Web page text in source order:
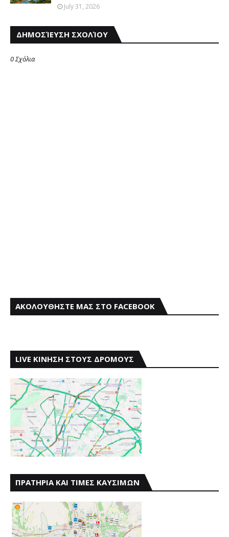
July 31, 2026
ΔΗΜΟΣΊΕΥΣΗ ΣΧΟΛΊΟΥ
0 Σχόλια
ΑΚΟΛΟΥΘΗΣΤΕ ΜΑΣ ΣΤΟ FACEBOOK
LIVE ΚΙΝΗΣΗ ΣΤΟΥΣ ΔΡΟΜΟΥΣ
ΠΡΑΤΗΡΙΑ ΚΑΙ ΤΙΜΕΣ ΚΑΥΣΙΜΩΝ